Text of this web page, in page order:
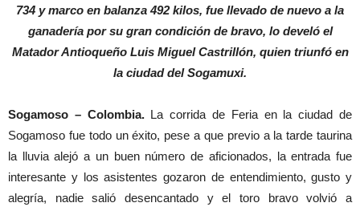
734 y marco en balanza 492 kilos, fue llevado de nuevo a la
ganadería por su gran condición de bravo, lo develó el
Matador Antioqueño Luis Miguel Castrillón, quien triunfó en
la ciudad del Sogamuxi.
Sogamoso – Colombia.La corrida de Feria en la ciudad de
Sogamoso fue todo un éxito, pese a que previo a la tarde taurina
la lluvia alejó a un buen número de aficionados, la entrada fue
interesante y los asistentes gozaron de entendimiento, gusto y
alegría, nadie salió desencantado y el toro bravo volvió a